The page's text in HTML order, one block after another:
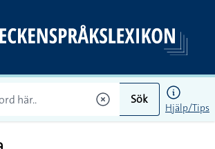
Sök
Hjälp/Tips